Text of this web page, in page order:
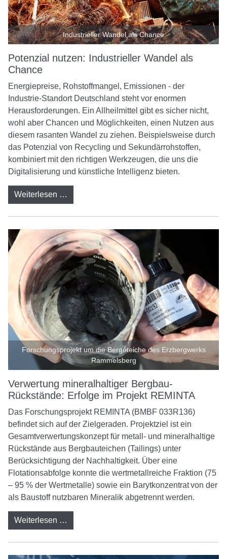
Industrieller Wandel als Chance
Potenzial nutzen: Industrieller Wandel als
Chance
Energiepreise, Rohstoffmangel, Emissionen - der
Industrie-Standort Deutschland steht vor enormen
Herausforderungen. Ein Allheilmittel gibt es sicher nicht,
wohl aber Chancen und Möglichkeiten, einen Nutzen aus
diesem rasanten Wandel zu ziehen. Beispielsweise durch
das Potenzial von Recycling und Sekundärrohstoffen,
kombiniert mit den richtigen Werkzeugen, die uns die
Digitalisierung und künstliche Intelligenz bieten.
Weiterlesen …
Forschungsprojekt um die Bergeteiche des Erzbergwerks
Rammelsberg
Verwertung mineralhaltiger Bergbau-
Rückstände: Erfolge im Projekt REMINTA
Das Forschungsprojekt REMINTA (BMBF 033R136)
befindet sich auf der Zielgeraden. Projektziel ist ein
Gesamtverwertungskonzept für metall- und mineralhaltige
Rückstände aus Bergbauteichen (Tailings) unter
Berücksichtigung der Nachhaltigkeit. Über eine
Flotationsabfolge konnte die wertmetallreiche Fraktion (75
– 95 % der Wertmetalle) sowie ein Barytkonzentrat von der
als Baustoff nutzbaren Mineralik abgetrennt werden.
Weiterlesen …